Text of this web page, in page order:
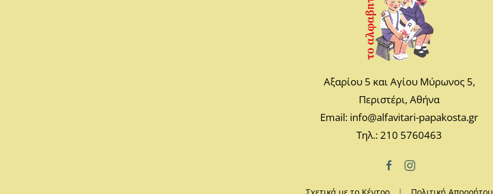
Αξαρίου 5 και Αγίου Μύρωνος 5,
Περιστέρι, Αθήνα
Email: info@alfavitari-papakosta.gr
Τηλ.: 210 5760463